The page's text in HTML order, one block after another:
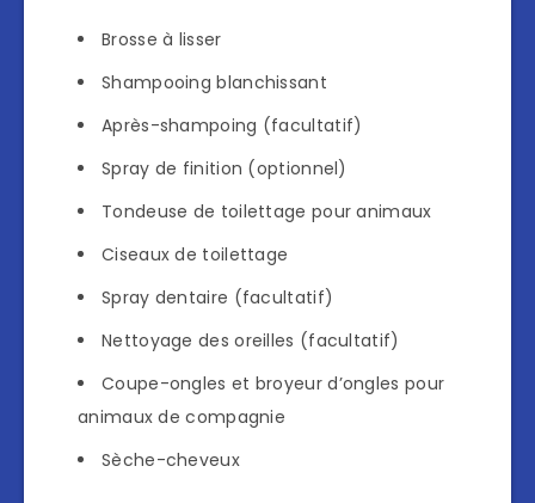
Brosse à lisser
Shampooing blanchissant
Après-shampoing (facultatif)
Spray de finition (optionnel)
Tondeuse de toilettage pour animaux
Ciseaux de toilettage
Spray dentaire (facultatif)
Nettoyage des oreilles (facultatif)
Coupe-ongles et broyeur d’ongles pour
animaux de compagnie
Sèche-cheveux